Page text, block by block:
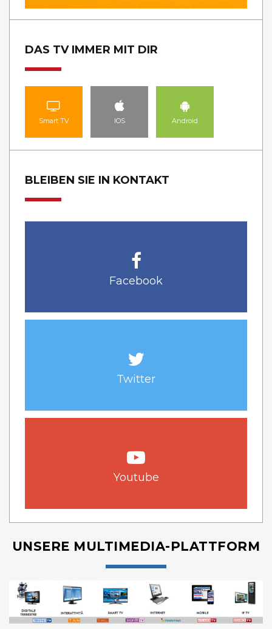
DAS TV IMMER MIT DIR
Smart TV IOS Android
BLEIBEN SIE IN KONTAKT
Facebook
Twitter
Youtube
UNSERE MULTIMEDIA-PLATTFORM